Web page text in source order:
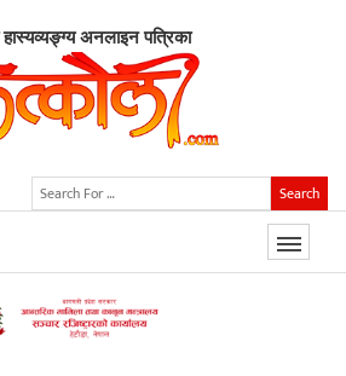
हास्यव्यङ्ग्य अनलाइन पत्रिका
Search